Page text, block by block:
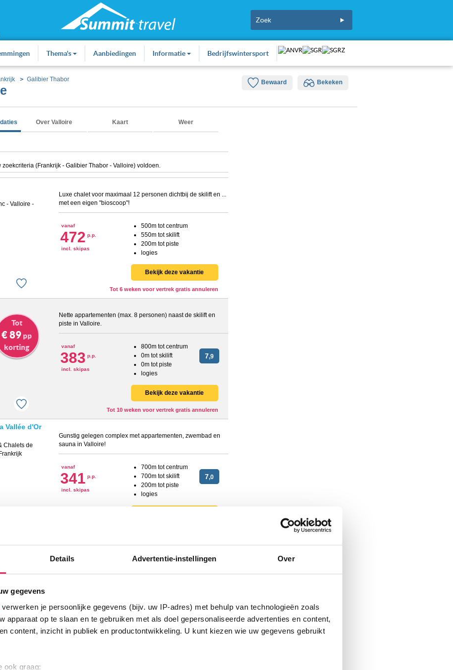
Details Advertentie-instellingen Over
gegevens
verwerken je persoonlijke gegevens (bijv. uw IP-adres) met behulp van technologieën zoals
apparaat op te slaan en te gebruiken met als doel gepersonaliseerde advertenties en content,
content, inzicht in publiek en productontwikkeling. U kunt kiezen wie uw gegevens gebruikt
ook graag:
Thema's Aanbiedingen Informatie Bedrijfswintersport
Bewaard Bekeken
Galibier Thabor
Over Valloire Kaart Weer
(Frankrijk - Galibier Thabor - Valloire) voldoen.
Luxe chalet voor maximaal 12 personen dichtbij de skilift en ...
met een eigen "bioscoop"!
vanaf
472 p.p.
incl. skipas
500m tot centrum
550m tot skilift
200m tot piste
logies
Bekijk deze vakantie
Tot 6 weken voor vertrek gratis annuleren
Tot
€ 89 pp
korting
Nette appartementen (max. 8 personen) naast de skilift en
piste in Valloire.
vanaf
383 p.p.
incl. skipas
800m tot centrum
0m tot skilift
0m tot piste
logies
7,9
Bekijk deze vakantie
Tot 10 weken voor vertrek gratis annuleren
Vallée d'Or
Gunstig gelegen complex met appartementen, zwembad en
sauna in Valloire!
vanaf
341 p.p.
incl. skipas
700m tot centrum
700m tot skilift
200m tot piste
logies
7,0
111pp
korting
Appartementen met een rustige ligging en prachtig uitzicht in
incl. skipas
1200m tot piste
logies
Bekijk deze vakantie